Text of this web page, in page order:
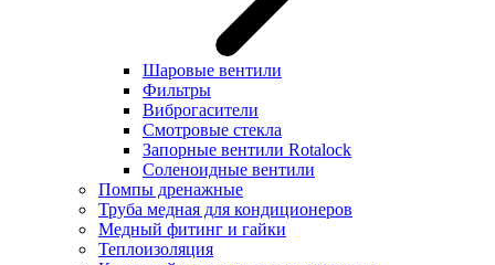
Шаровые вентили
Фильтры
Виброгасители
Смотровые стекла
Запорные вентили Rotalock
Соленоидные вентили
Помпы дренажные
Труба медная для кондиционеров
Медный фитинг и гайки
Теплоизоляция